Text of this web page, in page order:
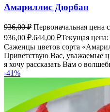
Амариллис Дюрбан
936,00₽ Первоначальная цена
936,00 ₽.644,00 ₽Текущая
Саженцы цветов сорта
Приветствую Вас, уважаемые
я хочу рассказать Вам о
-41%